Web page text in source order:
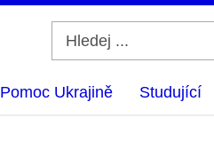
Pomoc Ukrajině Studující